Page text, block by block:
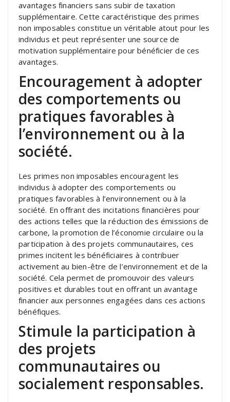
avantages financiers sans subir de taxation
supplémentaire. Cette caractéristique des primes
non imposables constitue un véritable atout pour les
individus et peut représenter une source de
motivation supplémentaire pour bénéficier de ces
avantages.
Encouragement à adopter
des comportements ou
pratiques favorables à
l’environnement ou à la
société.
Les primes non imposables encouragent les
individus à adopter des comportements ou
pratiques favorables à l’environnement ou à la
société. En offrant des incitations financières pour
des actions telles que la réduction des émissions de
carbone, la promotion de l’économie circulaire ou la
participation à des projets communautaires, ces
primes incitent les bénéficiaires à contribuer
activement au bien-être de l’environnement et de la
société. Cela permet de promouvoir des valeurs
positives et durables tout en offrant un avantage
financier aux personnes engagées dans ces actions
bénéfiques.
Stimule la participation à
des projets
communautaires ou
socialement responsables.